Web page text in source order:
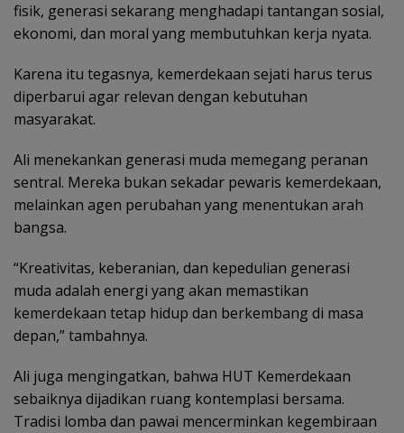
fisik, generasi sekarang menghadapi tantangan sosial,
ekonomi, dan moral yang membutuhkan kerja nyata.
Karena itu tegasnya, kemerdekaan sejati harus terus
diperbarui agar relevan dengan kebutuhan
masyarakat.
Ali menekankan generasi muda memegang peranan
sentral. Mereka bukan sekadar pewaris kemerdekaan,
melainkan agen perubahan yang menentukan arah
bangsa.
“Kreativitas, keberanian, dan kepedulian generasi
muda adalah energi yang akan memastikan
kemerdekaan tetap hidup dan berkembang di masa
depan,” tambahnya.
Ali juga mengingatkan, bahwa HUT Kemerdekaan
sebaiknya dijadikan ruang kontemplasi bersama.
Tradisi lomba dan pawai mencerminkan kegembiraan